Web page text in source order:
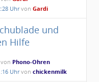
UhrvonGardi
und
Hilfe
Phono-Ohren
Uhrvonchickenmilk